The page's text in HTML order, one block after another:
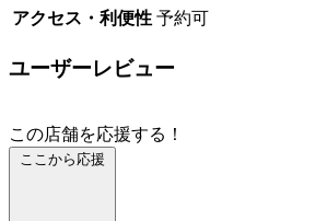
アクセス・利便性 予約可
ユーザーレビュー
この店舗を応援する！
ここから応援